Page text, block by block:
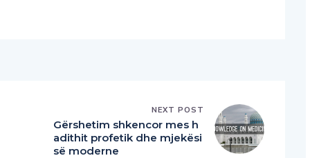
NEXT POST
Gërshetim shkencor mes h
adithit profetik dhe mjekësi
së moderne